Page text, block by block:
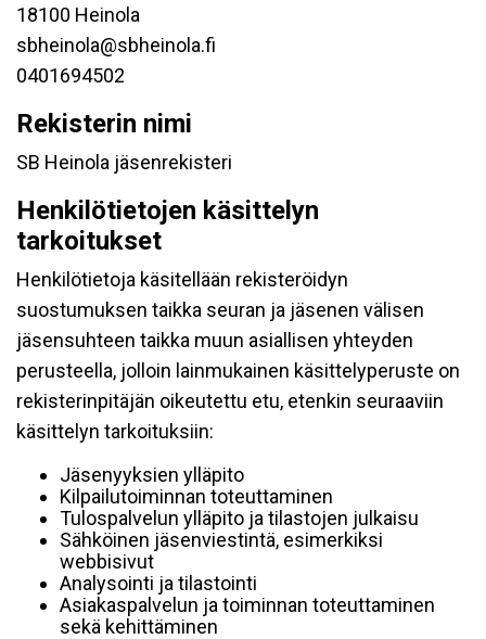
18100 Heinola
sbheinola@sbheinola.fi
0401694502
Rekisterin nimi
SB Heinola jäsenrekisteri
Henkilötietojen käsittelyn
tarkoitukset
Henkilötietoja käsitellään rekisteröidyn
suostumuksen taikka seuran ja jäsenen välisen
jäsensuhteen taikka muun asiallisen yhteyden
perusteella, jolloin lainmukainen käsittelyperuste on
rekisterinpitäjän oikeutettu etu, etenkin seuraaviin
käsittelyn tarkoituksiin:
Jäsenyyksien ylläpito
Kilpailutoiminnan toteuttaminen
Tulospalvelun ylläpito ja tilastojen julkaisu
Sähköinen jäsenviestintä, esimerkiksi
webbisivut
Analysointi ja tilastointi
Asiakaspalvelun ja toiminnan toteuttaminen
sekä kehittäminen